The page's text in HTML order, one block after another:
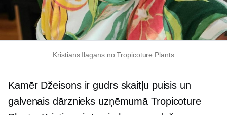
Kristians Ilagans no Tropicoture Plants
Kamēr Džeisons ir gudrs skaitļu puisis un
galvenais dārznieks uzņēmumā Tropicoture